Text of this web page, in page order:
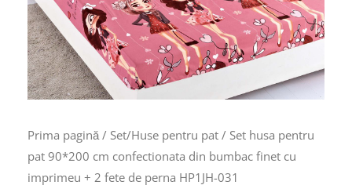
Prima pagină/ Set/Huse pentru pat / Set husa pentru
pat 90*200 cm confectionata din bumbac finet cu
imprimeu + 2 fete de perna HP1JH-031